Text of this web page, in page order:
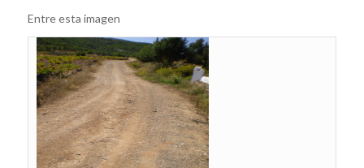
Entre esta imagen